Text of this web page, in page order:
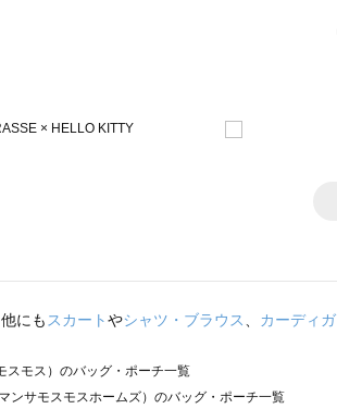
にも スカートやシャツ・ブラウス カーディ
スモス）のバッグ・ポーチ一覧
ンサモスモスホームズ）のバッグ・ポーチ一覧